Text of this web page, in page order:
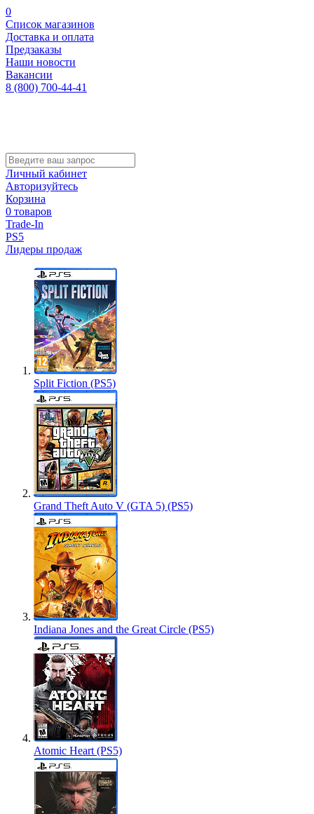
0
Список магазинов
Доставка и оплата
Предзаказы
Наши новости
Вакансии
8 (800) 700-44-41
Личный кабинет
Авторизуйтесь
Корзина
0 товаров
Trade-In
PS5
Лидеры продаж
Split Fiction (PS5)
Grand Theft Auto V (GTA 5) (PS5)
Indiana Jones and the Great Circle (PS5)
Atomic Heart (PS5)